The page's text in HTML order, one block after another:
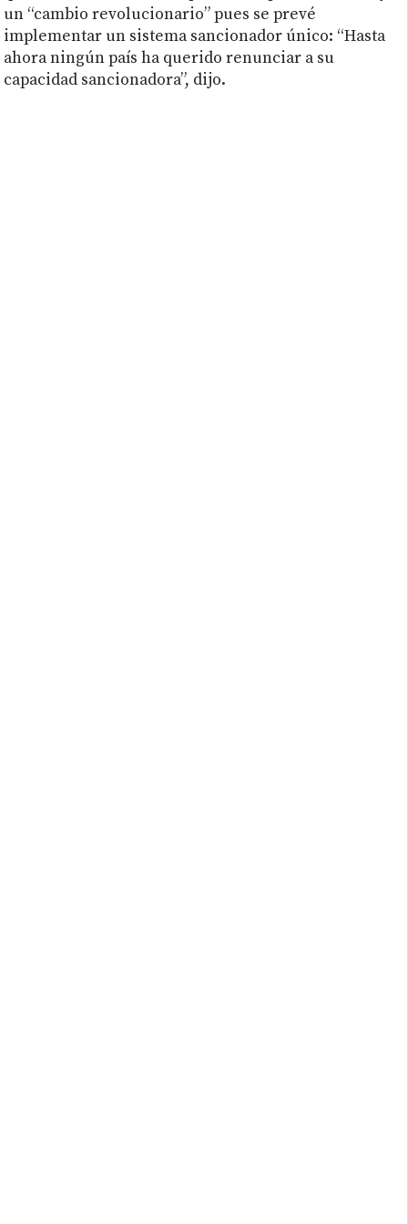
un “cambio revolucionario” pues se prevé
implementar un sistema sancionador único: “Hasta
ahora ningún país ha querido renunciar a su
capacidad sancionadora”, dijo.